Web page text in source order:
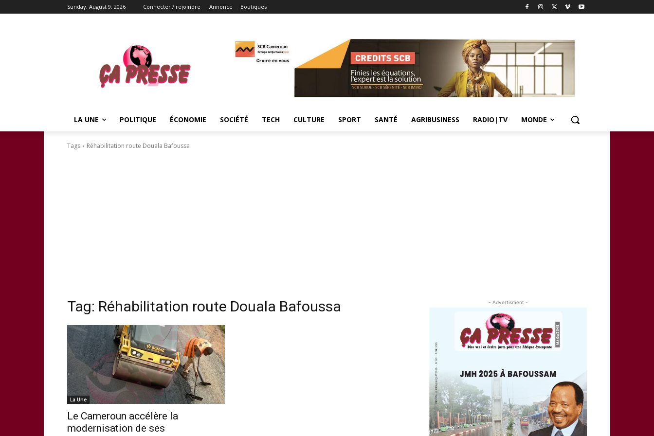
Sunday, August 9, 2026 Connecter / rejoindre Annonce Boutiques
LA UNE POLITIQUE ÉCONOMIE SOCIÉTÉ TECH CULTURE SPORT SANTÉ AGRIBUSINESS RADIO|TV MONDE
Tags Réhabilitation route Douala Bafoussa
Tag: Réhabilitation route Douala Bafoussa
La Une
Le Cameroun accélère la
modernisation de ses
- Advertisment -